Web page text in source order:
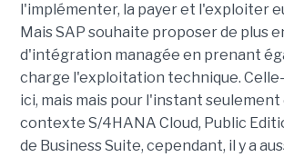
l'implémenter, la payer et l'exploiter
Mais SAP souhaite proposer de plus
d'intégration managée en prenant
charge l'exploitation technique.
ici, mais mais pour l'instant seulement
contexte S/4HANA Cloud, Public
de Business Suite, cependant, il y a